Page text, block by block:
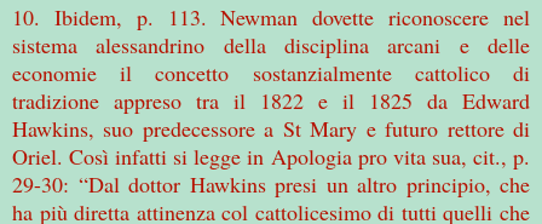
10. Ibidem, p. 113. Newman dovette riconoscere nel
sistema alessandrino della disciplina arcani e delle
economie il concetto sostanzialmente cattolico di
tradizione appreso tra il 1822 e il 1825 da Edward
Hawkins, suo predecessore a St Mary e futuro rettore di
Oriel. Così infatti si legge in Apologia pro vita sua, cit., p.
29-30: “Dal dottor Hawkins presi un altro principio, che
ha più diretta attinenza col cattolicesimo di tutti quelli che